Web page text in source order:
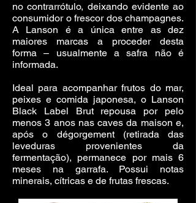
no contrarrótulo, deixando evidente ao
consumidor o frescor dos champagnes.
A Lanson é a única entre as dez
maiores marcas a proceder desta
forma – usualmente a safra não é
informada.
Ideal para acompanhar frutos do mar,
peixes e comida japonesa, o Lanson
Black Label Brut repousa por pelo
menos 3 anos nas caves da maison e,
após o dégorgement (retirada das
leveduras provenientes da
fermentação), permanece por mais 6
meses na garrafa. Possui notas
minerais, cítricas e de frutas frescas.